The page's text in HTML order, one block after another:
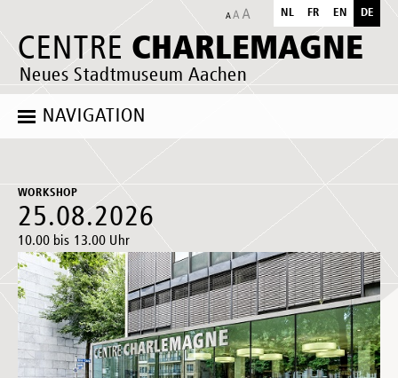
CENTRE CHARLEMAGNE
Neues Stadtmuseum Aachen
NL FR EN DE
NAVIGATION
WORKSHOP
25.08.2026
10.00 bis 13.00 Uhr